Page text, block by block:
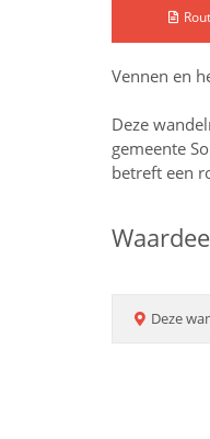
Vennen en
Deze
gemeente
betreft een
Deze